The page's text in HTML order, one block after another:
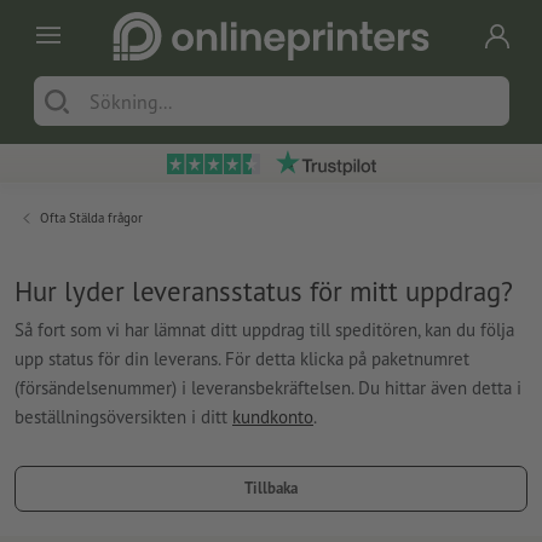
Ofta Stälda frågor
Hur lyder leveransstatus för mitt uppdrag?
Så fort som vi har lämnat ditt uppdrag till speditören, kan du följa
upp status för din leverans. För detta klicka på paketnumret
(försändelsenummer) i leveransbekräftelsen. Du hittar även detta i
beställningsöversikten i ditt kundkonto.
Tillbaka